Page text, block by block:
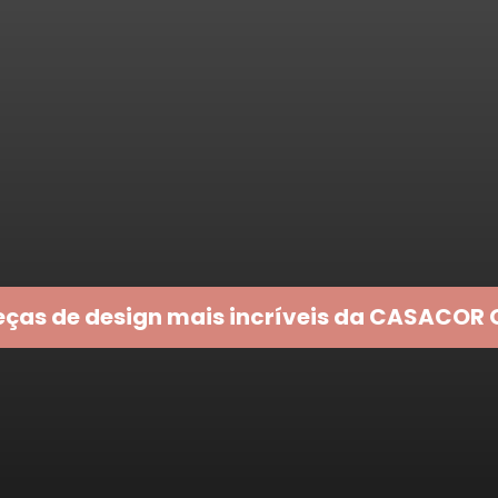
de design mais incríveis da CASACOR